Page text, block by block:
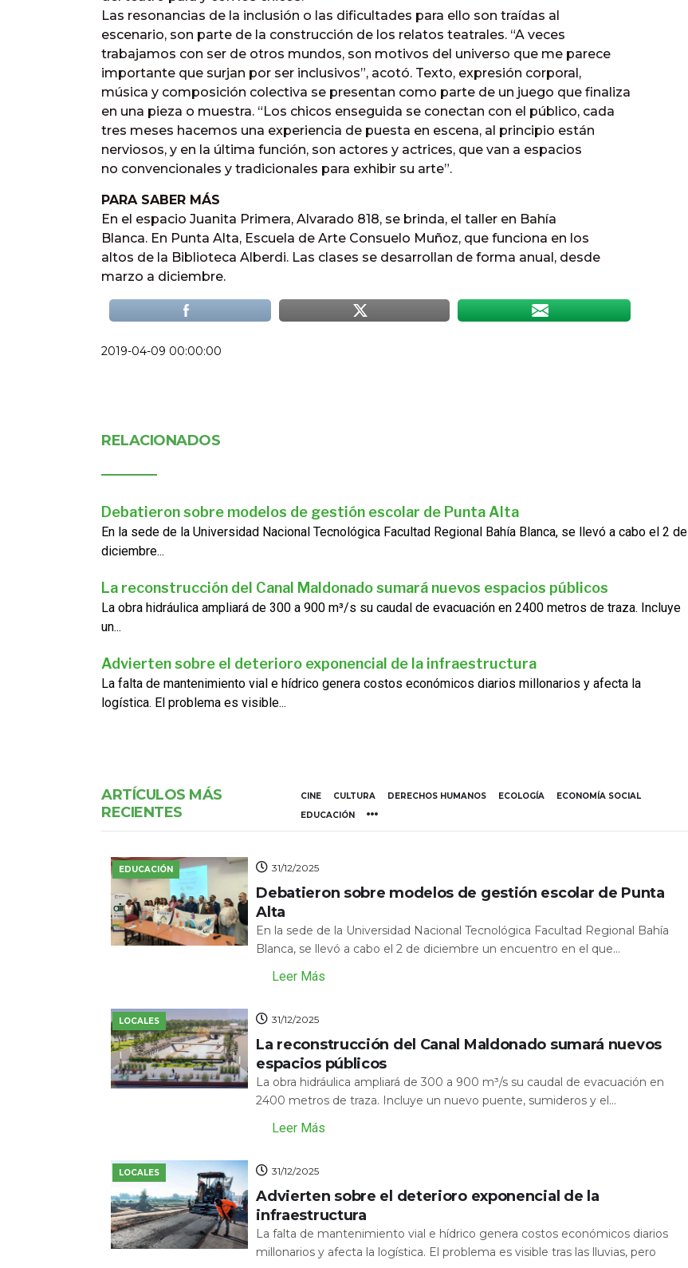
Las resonancias de la inclusión o las dificultades para ello son traídas al
escenario, son parte de la construcción de los relatos teatrales. “A veces
trabajamos con ser de otros mundos, son motivos del universo que me parece
importante que surjan por ser inclusivos”, acotó. Texto, expresión corporal,
música y composición colectiva se presentan como parte de un juego que finaliza
en una pieza o muestra. “Los chicos enseguida se conectan con el público, cada
tres meses hacemos una experiencia de puesta en escena, al principio están
nerviosos, y en la última función, son actores y actrices, que van a espacios
no convencionales y tradicionales para exhibir su arte”.
PARA SABER MÁS
En el espacio Juanita Primera, Alvarado 818, se brinda, el taller en Bahía
Blanca. En Punta Alta, Escuela de Arte Consuelo Muñoz, que funciona en los
altos de la Biblioteca Alberdi. Las clases se desarrollan de forma anual, desde
marzo a diciembre.
2019-04-09 00:00:00
RELACIONADOS
Debatieron sobre modelos de gestión escolar de Punta Alta
En la sede de la Universidad Nacional Tecnológica Facultad Regional Bahía Blanca, se llevó a cabo el 2 de
diciembre...
La reconstrucción del Canal Maldonado sumará nuevos espacios públicos
La obra hidráulica ampliará de 300 a 900 m³/s su caudal de evacuación en 2400 metros de traza. Incluye
un...
Advierten sobre el deterioro exponencial de la infraestructura
La falta de mantenimiento vial e hídrico genera costos económicos diarios millonarios y afecta la
logística. El problema es visible...
ARTÍCULOS MÁS
RECIENTES
CINE CULTURA DERECHOS HUMANOS ECOLOGÍA
ECONOMÍA SOCIAL
EDUCACIÓN
EDUCACIÓN 31/12/2025
Debatieron sobre modelos de gestión escolar de Punta
Alta
En la sede de la Universidad Nacional Tecnológica Facultad Regional Bahía
Blanca, se llevó a cabo el 2 de diciembre un encuentro en el que...
Leer Más
LOCALES 31/12/2025
La reconstrucción del Canal Maldonado sumará nuevos
espacios públicos
La obra hidráulica ampliará de 300 a 900 m³/s su caudal de evacuación en
2400 metros de traza. Incluye un nuevo puente, sumideros y el...
Leer Más
LOCALES 31/12/2025
Advierten sobre el deterioro exponencial de la
infraestructura
La falta de mantenimiento vial e hídrico genera costos económicos diarios
millonarios y afecta la logística. El problema es visible tras las lluvias, pero